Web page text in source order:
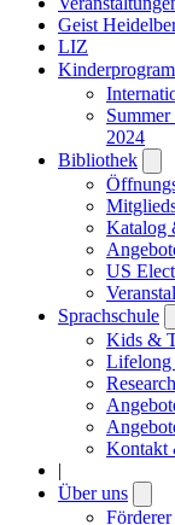
Geist
LIZ
2024
Bibliothek
Katalog
US
Sprachschule
Kids &
Lifelong
Kontakt
|
Über uns